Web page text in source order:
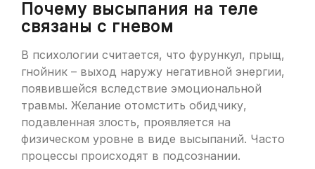
Почему высыпания на теле
связаны с гневом
В психологии считается, что фурункул, прыщ,
гнойник – выход наружу негативной энергии,
появившейся вследствие эмоциональной
травмы. Желание отомстить обидчику,
подавленная злость, проявляется на
физическом уровне в виде высыпаний. Часто
процессы происходят в подсознании.